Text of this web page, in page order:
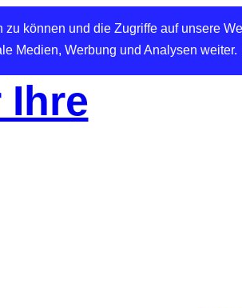
können und die Zugriffe auf unsere
Medien, Werbung und Analysen weiter.
Ihre